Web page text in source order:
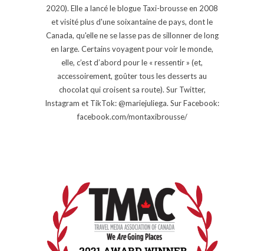
2020). Elle a lancé le blogue Taxi-brousse en 2008
et visité plus d'une soixantaine de pays, dont le
Canada, qu'elle ne se lasse pas de sillonner de long
en large. Certains voyagent pour voir le monde,
elle, c’est d’abord pour le « ressentir » (et,
accessoirement, goûter tous les desserts au
chocolat qui croisent sa route). Sur Twitter,
Instagram et TikTok: @mariejuliega. Sur Facebook:
facebook.com/montaxibrousse/